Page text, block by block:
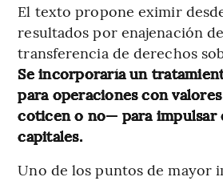
El texto propone eximir
resultados por enajenación
transferencia de derechos
Se incorporaría un
para operaciones con
coticen o no— para impulsar
capitales.
Uno de los puntos de mayor